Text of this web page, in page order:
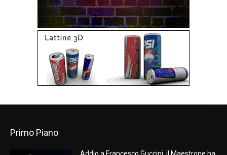
Primo Piano
Addio a Francesco Guccini, il Maestrone ha